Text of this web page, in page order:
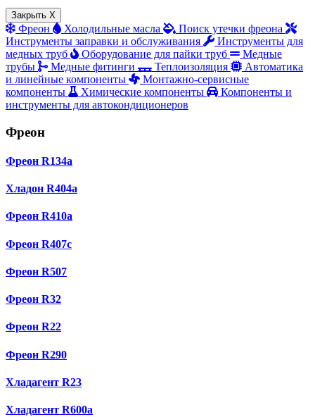
Закрыть X
Фреон Холодильные масла
Поиск утечки фреона
Инструменты заправки и обслуживания
Инструменты для
медных труб
Оборудование для пайки труб
Медные
трубы
Медные фитинги Теплоизоляция
Автоматика
и линейные компоненты
Монтажно‑сервисные
компоненты
Химические компоненты
Компоненты и
инструменты для автокондиционеров
Фреон
Фреон R134a
Хладон R404a
Фреон R410a
Фреон R407с
Фреон R507
Фреон R32
Фреон R22
Фреон R290
Хладагент R23
Хладагент R600a